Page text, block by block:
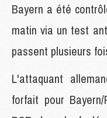
Bayern a été
matin via un test
passent plusieurs
L'attaquant
forfait pour